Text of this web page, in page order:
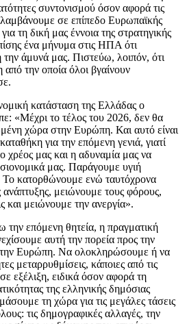
συντονισμού όσον αφορά τις
σε επίπεδο Ευρωπαϊκής
τη δική μας έννοια της στρατηγικής
ένα μήνυμα στις ΗΠΑ ότι
άμυνά μας. Πιστεύω, λοιπόν, ότι
από την οποία όλοι βγαίνουν
κατάσταση της Ελλάδας ο
«Μέχρι το τέλος του 2026, δεν θα
χώρα στην Ευρώπη. Και αυτό είναι
για την επόμενη γενιά, γιατί
χρέος μας και η αδυναμία μας να
μας. Παράγουμε υγιή
κατορθώνουμε ενώ ταυτόχρονα
μειώνουμε τους φόρους,
και μειώνουμε την ανεργία».
επόμενη θητεία, η πραγματική
αυτή την πορεία προς την
την Ευρώπη. Να ολοκληρώσουμε ή να
μεταρρυθμίσεις, κάποιες από τις
εξέλιξη, ειδικά όσον αφορά τη
της ελληνικής δημόσιας
τη χώρα για τις μεγάλες τάσεις
τις δημογραφικές αλλαγές, την